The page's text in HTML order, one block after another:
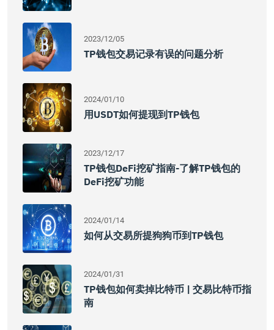
2023/12/05
TP钱包交易记录有误的问题分析
2024/01/10
用USDT如何提现到TP钱包
2023/12/17
TP钱包DeFi挖矿指南-了解TP钱包的
DeFi挖矿功能
2024/01/14
如何从交易所提狗狗币到TP钱包
2024/01/31
TP钱包如何卖掉比特币 | 交易比特币指
南